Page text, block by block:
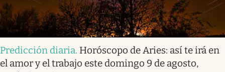
Predicción diaria. Horóscopo de Aries: así te irá en
el amor y el trabajo este domingo 9 de agosto,